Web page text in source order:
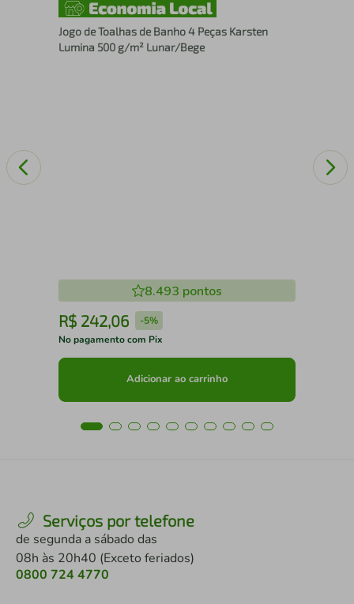
Jogo de Toalhas de Banho 4 Peças Karsten
Lumina 500 g/m² Lunar/Bege
8.493 pontos
R$ 242,06 -5%
No pagamento com Pix
Adicionar ao carrinho
Serviços por telefone
de segunda a sábado das
08h às 20h40 (Exceto feriados)
0800 724 4770